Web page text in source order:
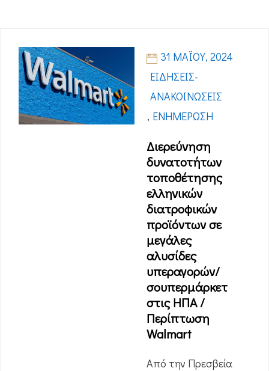
31 ΜΑΪ́ΟΥ, 2024
ΕΙΔΉΣΕΙΣ-
ΑΝΑΚΟΙΝΏΣΕΙΣ
, ΕΝΗΜΈΡΩΣΗ
Διερεύνηση
δυνατοτήτων
τοποθέτησης
ελληνικών
διατροφικών
προϊόντων σε
μεγάλες
αλυσίδες
υπεραγορών/
σουπερμάρκετ
στις ΗΠΑ /
Περίπτωση
Walmart
Από την Πρεσβεία